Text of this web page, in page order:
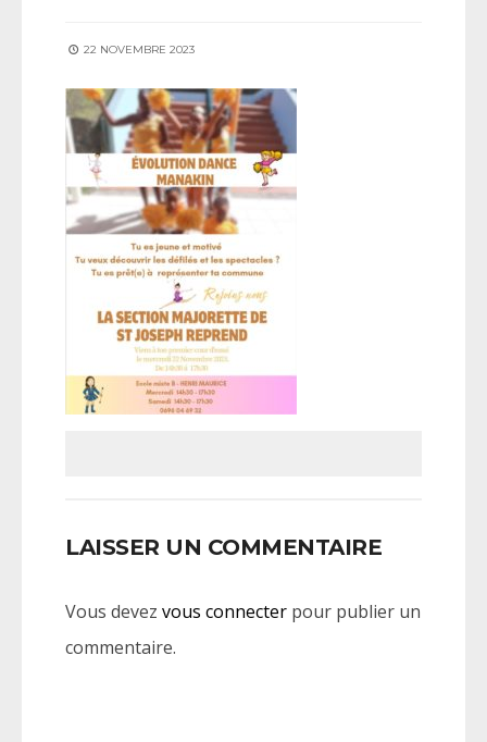
22 NOVEMBRE 2023
LAISSER UN COMMENTAIRE
Vous devez vous connecter pour publier un
commentaire.